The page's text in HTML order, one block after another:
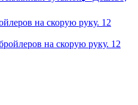
на скорую руку. 12